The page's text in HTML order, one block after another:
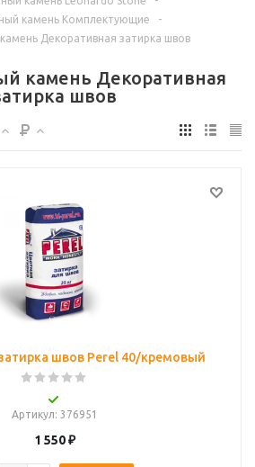
камень Комплектующие
-
Декоративная затирка швов
камень Декоративная
швов
швов Perel 40/кремовый
Артикул: 376951
1 550₽